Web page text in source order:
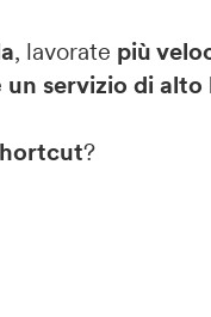
, lavorate più
un servizio di alto
?